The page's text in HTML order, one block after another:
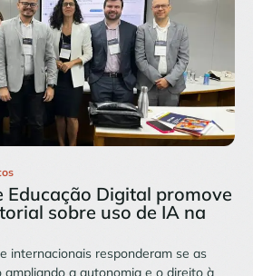
Educação Digital promove
sobre uso de IA na
internacionais responderam se as
a autonomia e o direito à